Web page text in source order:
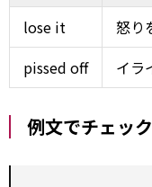
lose it
怒り
pissed off
イラ
例文でチェック